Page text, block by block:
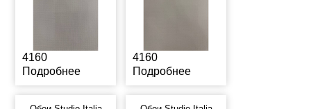
4160
Подробнее
4160
Подробнее